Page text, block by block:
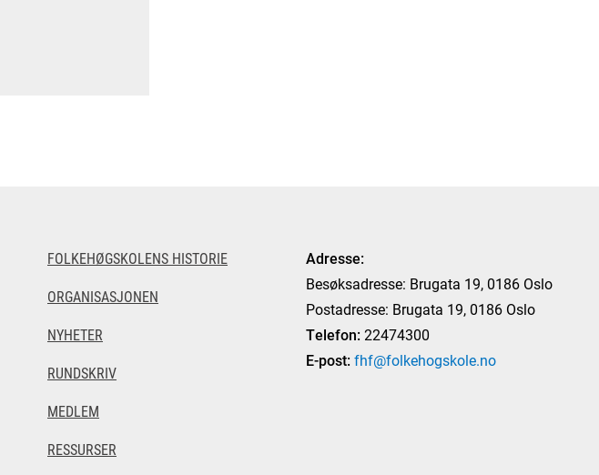
FOLKEHØGSKOLENS HISTORIE
ORGANISASJONEN
NYHETER
RUNDSKRIV
MEDLEM
RESSURSER
Adresse:
Besøksadresse: Brugata 19, 0186 Oslo
Postadresse: Brugata 19, 0186 Oslo
Telefon: 22474300
E-post: fhf@folkehogskole.no